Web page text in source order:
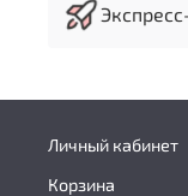
Личный кабинет
Корзина